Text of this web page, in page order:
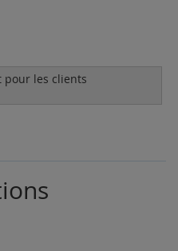
les clients